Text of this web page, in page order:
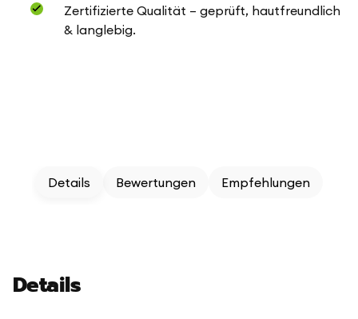
Zertifizierte Qualität – geprüft, hautfreundlich
& langlebig.
Details Bewertungen Empfehlungen
Details